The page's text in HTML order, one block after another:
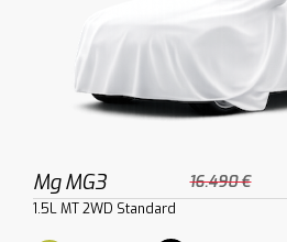
Mg MG3 16.490 €
1.5L MT 2WD Standard